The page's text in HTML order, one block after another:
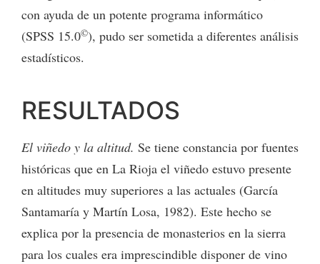
con ayuda de un potente programa informático
(SPSS 15.0©), pudo ser sometida a diferentes análisis
estadísticos.
RESULTADOS
El viñedo y la altitud. Se tiene constancia por fuentes
históricas que en La Rioja el viñedo estuvo presente
en altitudes muy superiores a las actuales (García
Santamaría y Martín Losa, 1982). Este hecho se
explica por la presencia de monasterios en la sierra
para los cuales era imprescindible disponer de vino